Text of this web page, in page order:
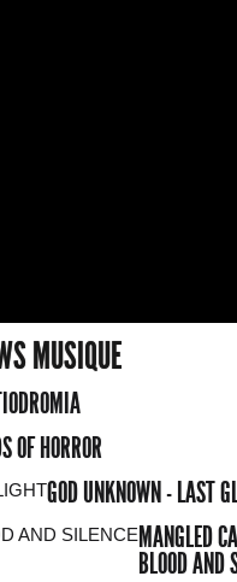
MUSIQUE
OF HORROR
GOD UNKNOWN - LAST
MANGLED
BLOOD AND